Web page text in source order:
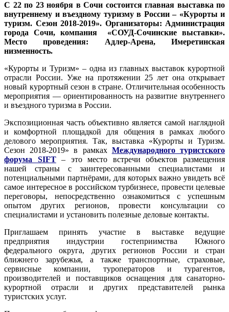
С 22 по 23 ноября в Сочи состоится главная выставка по
внутреннему и въездному туризму в России – «Курорты и
туризм. Сезон 2018-2019». Организаторы: Администрация
города Сочи, компания «СОУД-Сочинские выставки».
Место проведения: Адлер-Арена, Имеретинская
низменность.
«Курорты и Туризм» – одна из главных выставок курортной
отрасли России. Уже на протяжении 25 лет она открывает
новый курортный сезон в стране. Отличительная особенность
мероприятия — ориентированность на развитие внутреннего
и въездного туризма в России.
Экспозиционная часть объективно является самой наглядной
и комфортной площадкой для общения в рамках любого
делового мероприятия. Так, выставка «Курорты и Туризм.
Сезон 2018-2019» в рамках Международного туристского
форума SIFT– это место встречи объектов размещения
нашей страны с заинтересованными специалистами и
потенциальными партнёрами, для которых важно увидеть всё
самое интересное в российском турбизнесе, провести целевые
переговоры, непосредственно ознакомиться с успешным
опытом других регионов, провести консультации со
специалистами и установить полезные деловые контакты.
Приглашаем принять участие в выставке ведущие
предприятия индустрии гостеприимства Южного
федерального округа, других регионов России и стран
ближнего зарубежья, а также транспортные, страховые,
сервисные компании, туроператоров и турагентов,
производителей и поставщиков оснащения для санаторно-
курортной отрасли и других представителей рынка
туристских услуг.